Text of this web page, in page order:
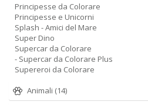
Principesse da Colorare
Principesse e Unicorni
Splash - Amici del Mare
Super Dino
Supercar da Colorare
- Supercar da Colorare Plus
Supereroi da Colorare
Animali (14)